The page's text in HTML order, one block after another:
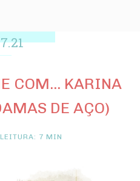
COM... KARINA
DE AÇO)
7 MIN